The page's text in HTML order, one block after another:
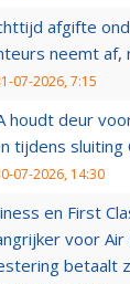
afgifte
neemt af,
07-2026, 7:15
houdt deur
tijdens sluiting
07-2026, 14:30
en First
voor Air
betaalt